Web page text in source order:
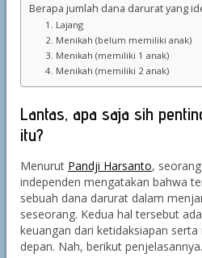
Berapa jumlah dana darurat yang
1. Lajang
2. Menikah (belum memiliki anak)
3. Menikah (memiliki 1 anak)
4. Menikah (memiliki 2 anak)
Lantas, apa saja sih
itu?
Menurut Pandji Harsanto,
independen mengatakan bahwa
sebuah dana darurat dalam
seseorang. Kedua hal tersebut
keuangan dari ketidaksiapan
depan. Nah, berikut penjelasannya.